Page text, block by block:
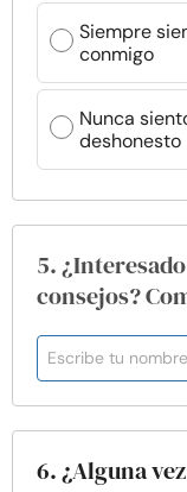
Siempre
conmigo
Nunca
deshonesto
5.
consejos?
6. ¿Alguna